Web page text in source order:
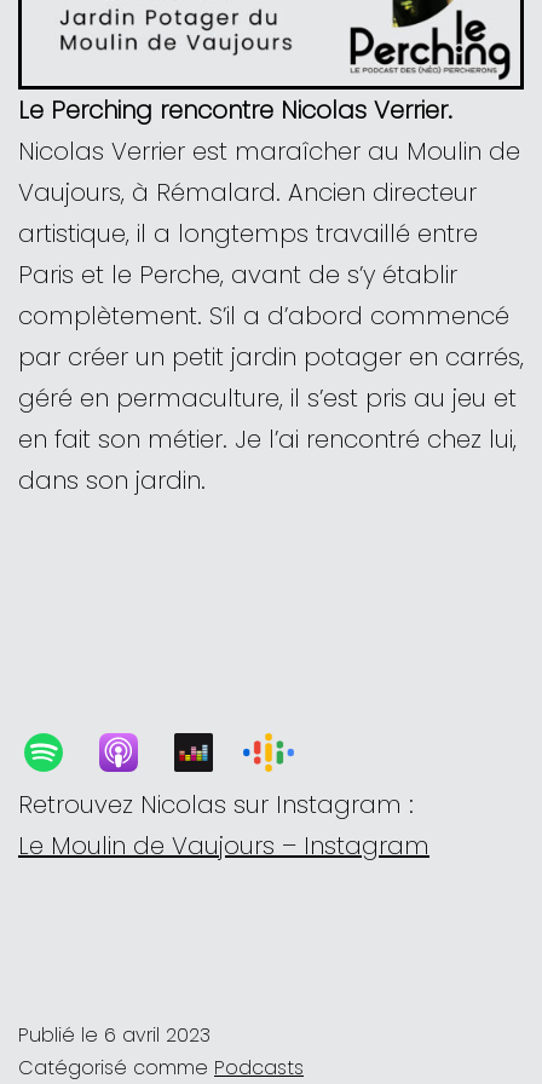
Le Perching rencontre Nicolas Verrier.
Nicolas Verrier est maraîcher au Moulin de
Vaujours, à Rémalard. Ancien directeur
artistique, il a longtemps travaillé entre
Paris et le Perche, avant de s’y établir
complètement. S’il a d’abord commencé
par créer un petit jardin potager en carrés,
géré en permaculture, il s’est pris au jeu et
en fait son métier. Je l’ai rencontré chez lui,
dans son jardin.
Retrouvez Nicolas sur Instagram :
Le Moulin de Vaujours – Instagram
Publié le 6 avril 2023
Catégorisé comme Podcasts